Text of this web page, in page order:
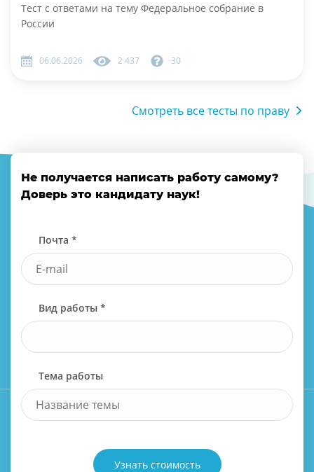
Тест с ответами на тему Федеральное собрание в
России
06.06.2026 2 437 30
Смотреть все тесты по праву
Не получается написать работу самому?
Доверь это кандидату наук!
Почта *
Вид работы *
Тема работы
Узнать стоимость